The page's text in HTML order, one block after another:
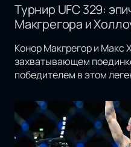
Турнир UFC 329:
Макгрегора и
Конор Макгрегор и Макс
захватывающем
победителем в этом